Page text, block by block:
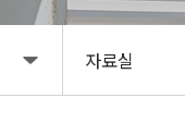
자료실